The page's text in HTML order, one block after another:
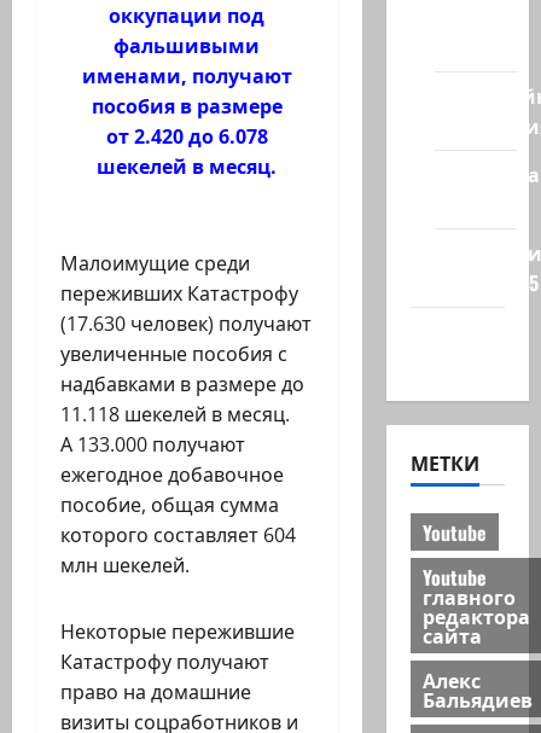
оккупации под
фальшивыми
именами, получают
пособия в размере
от 2.420 до 6.078
шекелей в месяц.
Малоимущие среди
переживших Катастрофу
(17.630 человек) получают
увеличенные пособия с
надбавками в размере до
11.118 шекелей в месяц.
А 133.000 получают
ежегодное добавочное
пособие, общая сумма
которого составляет 604
млн шекелей.
Некоторые пережившие
Катастрофу получают
право на домашние
визиты соцработников и
Полемика
сайта 2025
МЕТКИ
Youtube
Youtube
главного
редактора
сайта
Алекс
Бальядиев